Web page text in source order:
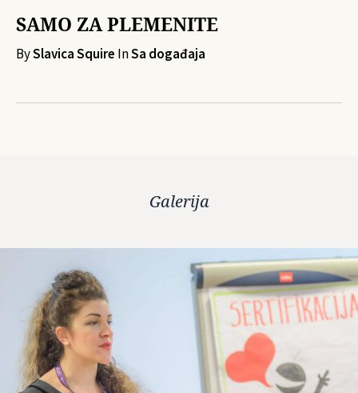
SAMO ZA PLEMENITE
BySlavica Squire InSa događaja
Galerija
6